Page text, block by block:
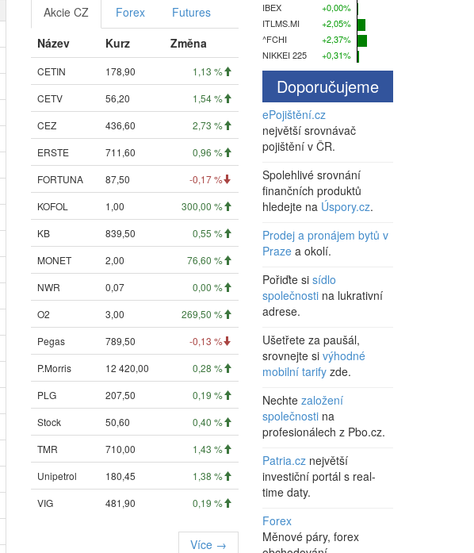
Akcie CZ Forex
Futures
Název
Kurz Změna
CETIN 178,90
1,13 %
CETV
56,20
1,54 %
CEZ
436,60
2,73 %
ERSTE
711,60
0,96 %
FORTUNA
87,50
-0,17 %
KOFOL
1,00
300,00 %
KB
839,50
0,55 %
MONET
2,00
76,60 %
NWR
0,07
0,00 %
O2
3,00
269,50 %
Pegas
789,50
-0,13 %
P.Morris
12 420,00
0,28 %
PLG
207,50
0,19 %
Stock
50,60
0,40 %
TMR
710,00
1,43 %
Unipetrol
180,45
1,38 %
VIG
481,90 0,19 %
Více →
IBEX
ITLMS.MI
^FCHI
NIKKEI 225
+0,00%
+2,05%
+2,37%
+0,31%
Doporučujeme
ePojištění.cz
největší srovnávač
pojištění v ČR.
Spolehlivé srovnání
finančních produktů
hledejte na Úspory.cz.
Prodej a pronájem bytů v
Praze a okolí.
Pořiďte si sídlo
společnosti na lukrativní
adrese.
Ušetřete za paušál,
srovnejte si výhodné
mobilní tarify zde.
Nechte založení
společnosti na
profesionálech z Pbo.cz.
Patria.cz největší
investiční portál s real-
time daty.
Forex
Měnové páry, forex